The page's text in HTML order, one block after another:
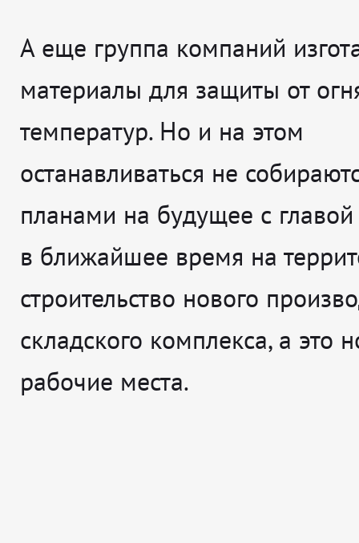
А еще группа компаний
материалы для защиты от
температур. Но и на этом
останавливаться не
планами на будущее с
в ближайшее время на
строительство нового
складского комплекса, а это
рабочие места.